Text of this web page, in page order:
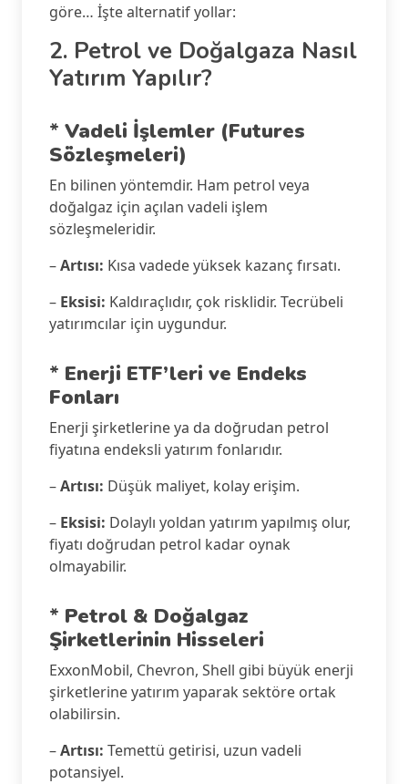
göre… İşte alternatif yollar:
2. Petrol ve Doğalgaza Nasıl
Yatırım Yapılır?
* Vadeli İşlemler (Futures
Sözleşmeleri)
En bilinen yöntemdir. Ham petrol veya
doğalgaz için açılan vadeli işlem
sözleşmeleridir.
–Artısı: Kısa vadede yüksek kazanç fırsatı.
– Eksisi: Kaldıraçlıdır, çok risklidir. Tecrübeli
yatırımcılar için uygundur.
* Enerji ETF’leri ve Endeks
Fonları
Enerji şirketlerine ya da doğrudan petrol
fiyatına endeksli yatırım fonlarıdır.
–Artısı: Düşük maliyet, kolay erişim.
– Eksisi: Dolaylı yoldan yatırım yapılmış olur,
fiyatı doğrudan petrol kadar oynak
olmayabilir.
* Petrol & Doğalgaz
Şirketlerinin Hisseleri
ExxonMobil, Chevron, Shell gibi büyük enerji
şirketlerine yatırım yaparak sektöre ortak
olabilirsin.
–Artısı: Temettü getirisi, uzun vadeli
potansiyel.